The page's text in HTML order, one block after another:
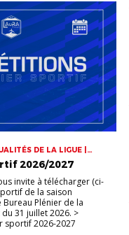
DE LA LIGUE |
2026/2027
invite à télécharger (ci-
de la saison
Plénier de la
31 juillet 2026. >
sportif 2026-2027